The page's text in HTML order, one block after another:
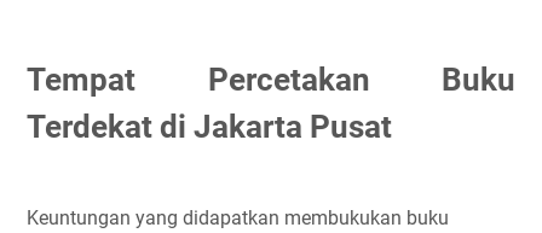
Tempat Percetakan Buku
Terdekat di Jakarta Pusat
Keuntungan yang didapatkan membukukan buku